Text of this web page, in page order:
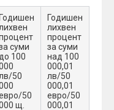
Годишен
суми
до 100
50
50
щ.
Годишен
лихвен
процент
за суми
над 100
000,01
лв/50
000,01
евро/50
000,01